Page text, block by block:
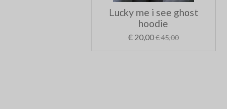
Lucky me i see ghost
hoodie
€ 20,00€ 45,00